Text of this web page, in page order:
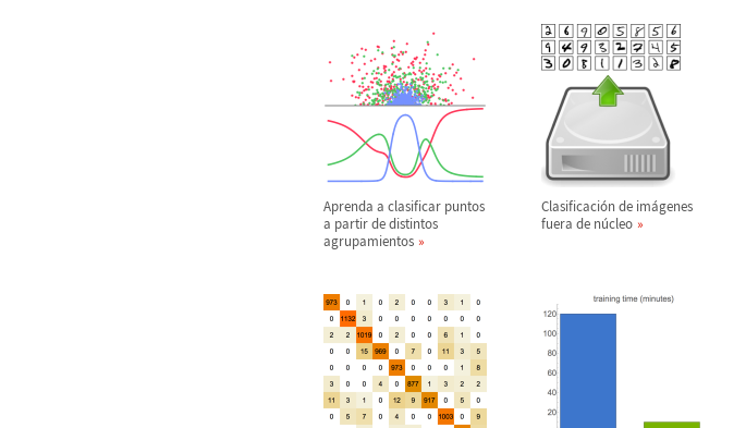
Aprenda a clasificar puntos
a partir de distintos
agrupamientos
Clasificación de imágenes
fuera de núcleo